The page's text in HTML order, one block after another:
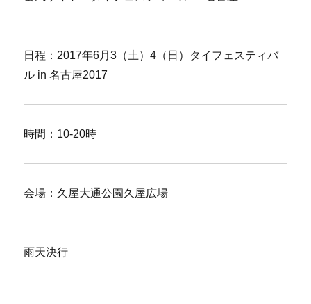
日程：2017年6月3（土）4（日）タイフェスティバ
ル in 名古屋2017
時間：10-20時
会場：久屋大通公園久屋広場
雨天決行